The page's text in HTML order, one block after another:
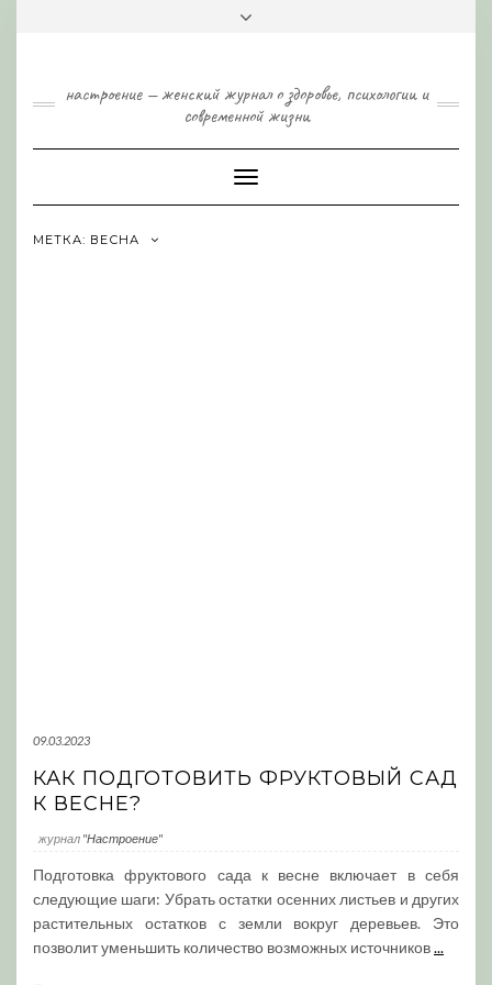
настроение — женский журнал о здоровье, психологии и
современной жизни
Toggle
Navigation
МЕТКА: ВЕСНА
09.03.2023
КАК ПОДГОТОВИТЬ ФРУКТОВЫЙ САД
К ВЕСНЕ?
журнал "Настроение"
Подготовка фруктового сада к весне включает в себя
следующие шаги: Убрать остатки осенних листьев и других
растительных остатков с земли вокруг деревьев. Это
позволит уменьшить количество возможных источников...